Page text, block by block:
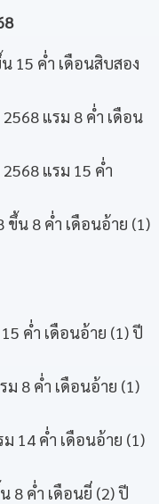
15 ค่ำ เดือนสิบสอง
แรม 8 ค่ำ เดือน
แรม 15 ค่ำ
น 8 ค่ำ เดือนอ้าย (1)
ค่ำ เดือนอ้าย (1) ปี
ม 8 ค่ำ เดือนอ้าย (1)
14 ค่ำ เดือนอ้าย (1)
8 ค่ำ เดือนยี่ (2) ปี